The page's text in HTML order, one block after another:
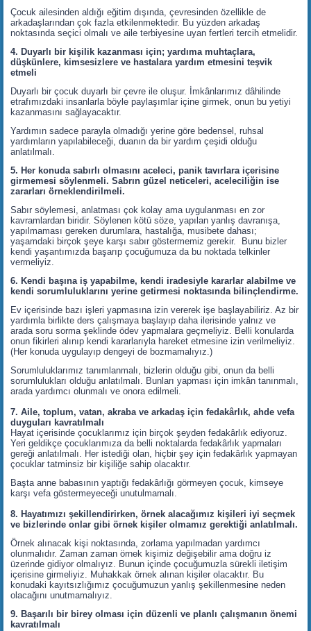
Çocuk ailesinden aldığı eğitim dışında, çevresinden özellikle de
arkadaşlarından çok fazla etkilenmektedir. Bu yüzden arkadaş
noktasında seçici olmalı ve aile terbiyesine uyan fertleri tercih etmelidir.
4. Duyarlı bir kişilik kazanması için; yardıma muhtaçlara,
düşkünlere, kimsesizlere ve hastalara yardım etmesini teşvik
etmeli
Duyarlı bir çocuk duyarlı bir çevre ile oluşur. İmkânlarımız dâhilinde
etrafımızdaki insanlarla böyle paylaşımlar içine girmek, onun bu yetiyi
kazanmasını sağlayacaktır.
Yardımın sadece parayla olmadığı yerine göre bedensel, ruhsal
yardımların yapılabileceği, duanın da bir yardım çeşidi olduğu
anlatılmalı.
5. Her konuda sabırlı olmasını aceleci, panik tavırlara içerisine
girmemesi söylenmeli. Sabrın güzel neticeleri, aceleciliğin ise
zararları örneklendirilmeli.
Sabır söylemesi, anlatması çok kolay ama uygulanması en zor
kavramlardan biridir. Söylenen kötü söze, yapılan yanlış davranışa,
yapılmaması gereken durumlara, hastalığa, musibete dahası;
yaşamdaki birçok şeye karşı sabır göstermemiz gerekir. Bunu bizler
kendi yaşantımızda başarıp çocuğumuza da bu noktada telkinler
vermeliyiz.
6. Kendi başına iş yapabilme, kendi iradesiyle kararlar alabilme ve
kendi sorumluluklarını yerine getirmesi noktasında bilinçlendirme.
Ev içerisinde bazı işleri yapmasına izin vererek işe başlayabiliriz. Az bir
yardımla birlikte ders çalışmaya başlayıp daha ilerisinde yalnız ve
arada soru sorma şeklinde ödev yapmalara geçmeliyiz. Belli konularda
onun fikirleri alınıp kendi kararlarıyla hareket etmesine izin verilmeliyiz.
(Her konuda uygulayıp dengeyi de bozmamalıyız.)
Sorumluluklarımız tanımlanmalı, bizlerin olduğu gibi, onun da belli
sorumlulukları olduğu anlatılmalı. Bunları yapması için imkân tanınmalı,
arada yardımcı olunmalı ve onora edilmeli.
7. Aile, toplum, vatan, akraba ve arkadaş için fedakârlık, ahde vefa
duyguları kavratılmalı
Hayat içerisinde çocuklarımız için birçok şeyden fedakârlık ediyoruz.
Yeri geldikçe çocuklarımıza da belli noktalarda fedakârlık yapmaları
gereği anlatılmalı. Her istediği olan, hiçbir şey için fedakârlık yapmayan
çocuklar tatminsiz bir kişiliğe sahip olacaktır.
Başta anne babasının yaptığı fedakârlığı görmeyen çocuk, kimseye
karşı vefa göstermeyeceği unutulmamalı.
8. Hayatımızı şekillendirirken, örnek alacağımız kişileri iyi seçmek
ve bizlerinde onlar gibi örnek kişiler olmamız gerektiği anlatılmalı.
Örnek alınacak kişi noktasında, zorlama yapılmadan yardımcı
olunmalıdır. Zaman zaman örnek kişimiz değişebilir ama doğru iz
üzerinde gidiyor olmalıyız. Bunun içinde çocuğumuzla sürekli iletişim
içerisine girmeliyiz. Muhakkak örnek alınan kişiler olacaktır. Bu
konudaki kayıtsızlığımız çocuğumuzun yanlış şekillenmesine neden
olacağını unutmamalıyız.
9. Başarılı bir birey olması için düzenli ve planlı çalışmanın önemi
kavratılmalı